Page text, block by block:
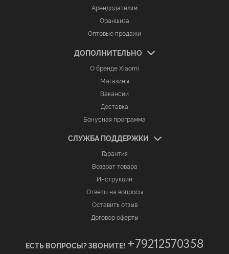
Арендодателям
Франшиза
Оптовые продажи
ДОПОЛНИТЕЛЬНО
О бренде Xiaomi
Магазины
Вакансии
Доставка
Бонусная программа
СЛУЖБА ПОДДЕРЖКИ
Гарантия
Возврат товара
Инструкции
Ответы на вопросы
Оставить отзыв
Договор оферты
ЕСТЬ ВОПРОСЫ? ЗВОНИТЕ! +79212570358